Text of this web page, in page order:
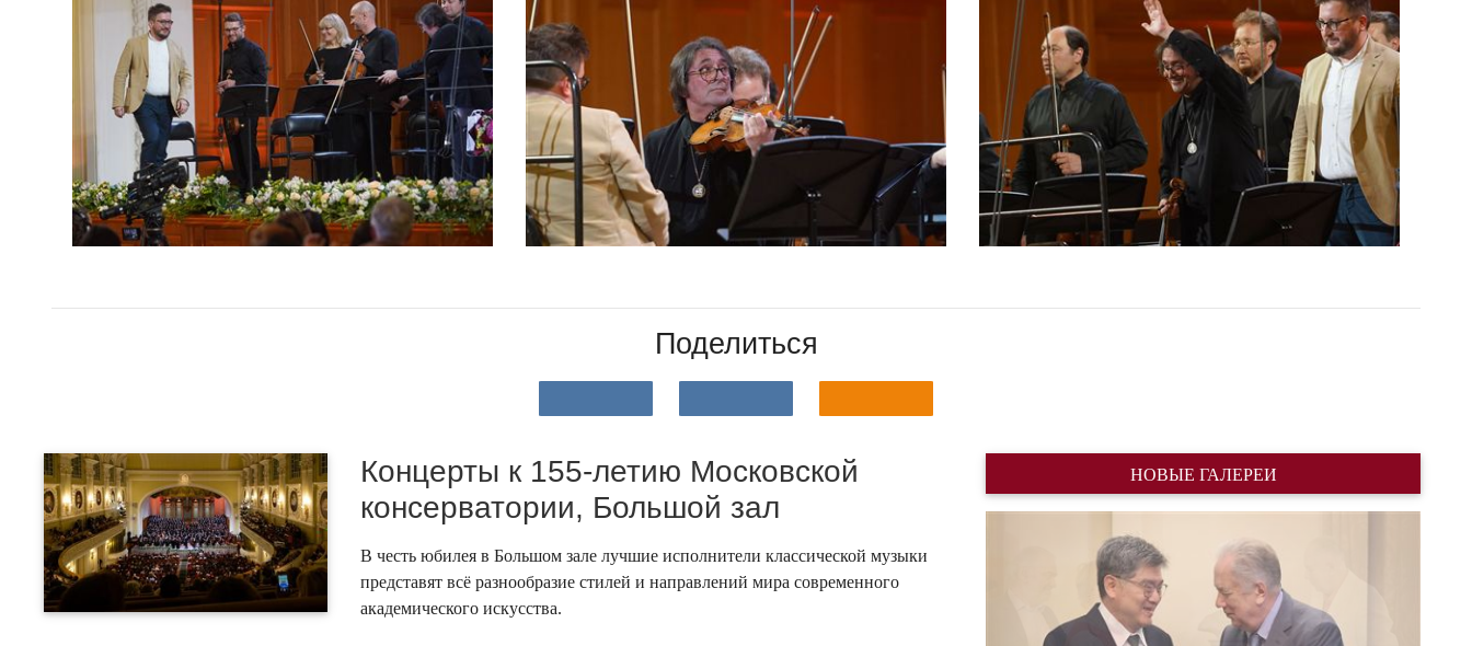
Поделиться
Концерты к 155-летию Московской
консерватории, Большой зал
В честь юбилея в Большом зале лучшие исполнители классической музыки
представят всё разнообразие стилей и направлений мира современного
академического искусства.
НОВЫЕ ГАЛЕРЕИ